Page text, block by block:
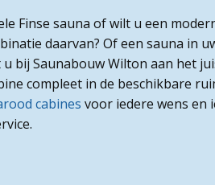
Finse sauna of wilt u een
daarvan? Of een sauna in
bij Saunabouw Wilton aan het
compleet in de beschikbare
cabines voor iedere wens en